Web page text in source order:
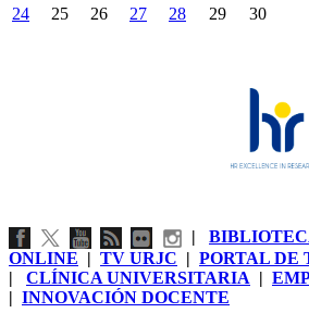
24
25 26 27 28 29 30
|
ONLINE | TV URJC | PORTAL DE
| CLÍNICA UNIVERSITARIA |
| INNOVACIÓN DOCENTE